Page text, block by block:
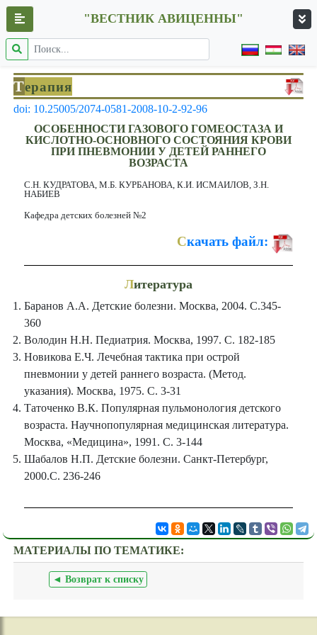
"ВЕСТНИК АВИЦЕННЫ"
Терапия
doi: 10.25005/2074-0581-2008-10-2-92-96
ОСОБЕННОСТИ ГАЗОВОГО ГОМЕОСТАЗА И
КИСЛОТНО-ОСНОВНОГО СОСТОЯНИЯ КРОВИ
ПРИ ПНЕВМОНИИ У ДЕТЕЙ РАННЕГО
ВОЗРАСТА
С.Н. КУДРАТОВА, М.Б. КУРБАНОВА, К.И. ИСМАИЛОВ, З.Н.
НАБИЕВ
Кафедра детских болезней №2
Скачать файл:
Литература
Баранов А.А. Детские болезни. Москва, 2004. С.345-
360
Володин Н.Н. Педиатрия. Москва, 1997. С. 182-185
Новикова Е.Ч. Лечебная тактика при острой
пневмонии у детей раннего возраста. (Метод.
указания). Москва, 1975. С. 3-31
Таточенко В.К. Популярная пульмонология детского
возраста. Научнопопулярная медицинская литература.
Москва, «Медицина», 1991. С. 3-144
Шабалов Н.П. Детские болезни. Санкт-Петербург,
2000.С. 236-246
МАТЕРИАЛЫ ПО ТЕМАТИКЕ:
◄ Возврат к списку